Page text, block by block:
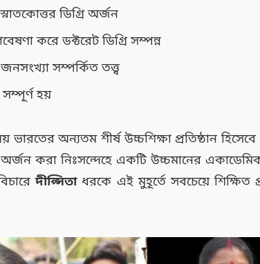
ডিগ্রি অর্জন
করে ডক্টরেট ডিগ্রি সম্পন্ন
সম্পর্কিত তত্ত্ব
হয়
ভারতের অন্যতম শীর্ষ উচ্চশিক্ষা প্রতিষ্ঠান
অর্জন করা নিঃসন্দেহে একটি উচ্চমানের
দীপ্সিতাধরকে এই মুহূর্তে সবচেয়ে শিক্ষিত